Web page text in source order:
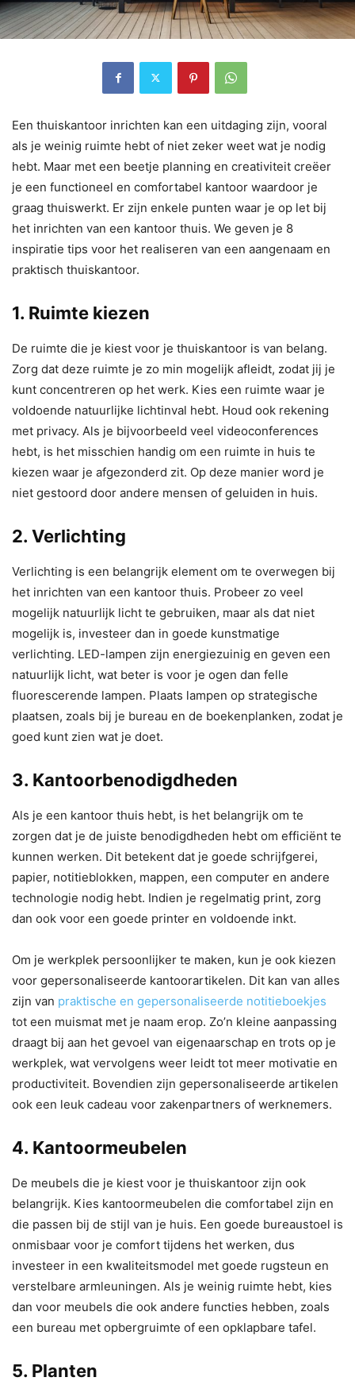
Een thuiskantoor inrichten kan een uitdaging zijn, vooral
als je weinig ruimte hebt of niet zeker weet wat je nodig
hebt. Maar met een beetje planning en creativiteit creëer
je een functioneel en comfortabel kantoor waardoor je
graag thuiswerkt. Er zijn enkele punten waar je op let bij
het inrichten van een kantoor thuis. We geven je 8
inspiratie tips voor het realiseren van een aangenaam en
praktisch thuiskantoor.
1. Ruimte kiezen
De ruimte die je kiest voor je thuiskantoor is van belang.
Zorg dat deze ruimte je zo min mogelijk afleidt, zodat jij je
kunt concentreren op het werk. Kies een ruimte waar je
voldoende natuurlijke lichtinval hebt. Houd ook rekening
met privacy. Als je bijvoorbeeld veel videoconferences
hebt, is het misschien handig om een ruimte in huis te
kiezen waar je afgezonderd zit. Op deze manier word je
niet gestoord door andere mensen of geluiden in huis.
2. Verlichting
Verlichting is een belangrijk element om te overwegen bij
het inrichten van een kantoor thuis. Probeer zo veel
mogelijk natuurlijk licht te gebruiken, maar als dat niet
mogelijk is, investeer dan in goede kunstmatige
verlichting. LED-lampen zijn energiezuinig en geven een
natuurlijk licht, wat beter is voor je ogen dan felle
fluorescerende lampen. Plaats lampen op strategische
plaatsen, zoals bij je bureau en de boekenplanken, zodat je
goed kunt zien wat je doet.
3. Kantoorbenodigdheden
Als je een kantoor thuis hebt, is het belangrijk om te
zorgen dat je de juiste benodigdheden hebt om efficiënt te
kunnen werken. Dit betekent dat je goede schrijfgerei,
papier, notitieblokken, mappen, een computer en andere
technologie nodig hebt. Indien je regelmatig print, zorg
dan ook voor een goede printer en voldoende inkt.
Om je werkplek persoonlijker te maken, kun je ook kiezen
voor gepersonaliseerde kantoorartikelen. Dit kan van alles
zijn van praktische en gepersonaliseerde notitieboekjes
tot een muismat met je naam erop. Zo’n kleine aanpassing
draagt bij aan het gevoel van eigenaarschap en trots op je
werkplek, wat vervolgens weer leidt tot meer motivatie en
productiviteit. Bovendien zijn gepersonaliseerde artikelen
ook een leuk cadeau voor zakenpartners of werknemers.
4. Kantoormeubelen
De meubels die je kiest voor je thuiskantoor zijn ook
belangrijk. Kies kantoormeubelen die comfortabel zijn en
die passen bij de stijl van je huis. Een goede bureaustoel is
onmisbaar voor je comfort tijdens het werken, dus
investeer in een kwaliteitsmodel met goede rugsteun en
verstelbare armleuningen. Als je weinig ruimte hebt, kies
dan voor meubels die ook andere functies hebben, zoals
een bureau met opbergruimte of een opklapbare tafel.
5. Planten